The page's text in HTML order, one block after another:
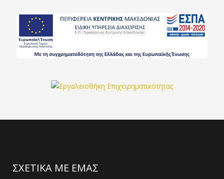
ΣΧΕΤΙΚΑ ΜΕ ΕΜΑΣ